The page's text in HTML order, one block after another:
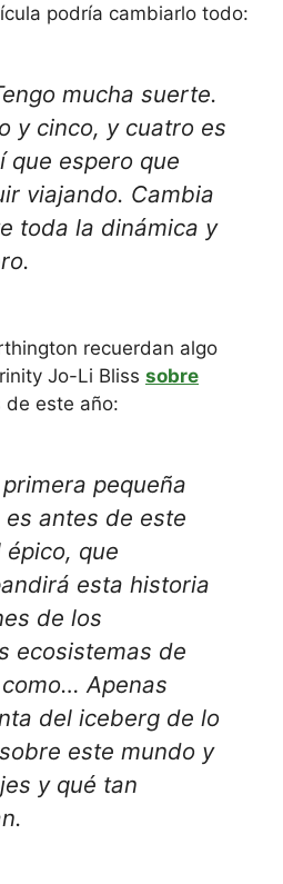
podría cambiarlo todo:
mucha suerte.
y cinco, y cuatro es
que espero que
viajando. Cambia
toda la dinámica y
recuerdan algo
Jo-Li Bliss sobre
de este año:
pequeña
antes de este
que
esta historia
de los
ecosistemas de
Apenas
del iceberg de lo
este mundo y
y qué tan